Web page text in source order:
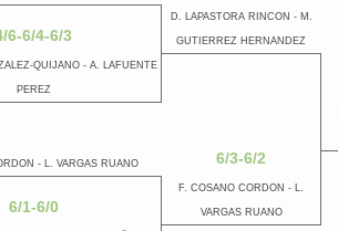
6-6/4-6/3
D. LAPASTORA RINCON - M.
GUTIERREZ HERNANDEZ
QUIJANO - A. LAFUENTE
PEREZ
6/3-6/2
- L. VARGAS RUANO
6/1-6/0
F. COSANO CORDON - L.
VARGAS RUANO